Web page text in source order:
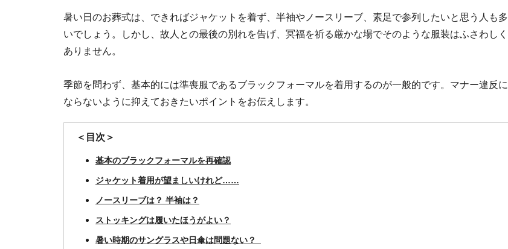
暑い日のお葬式は、できればジャケットを着ず、半袖やノースリーブ、素足で参列したいと思う人も多
いでしょう。しかし、故人との最後の別れを告げ、冥福を祈る厳かな場でそのような服装はふさわしく
ありません。
季節を問わず、基本的には準喪服であるブラックフォーマルを着用するのが一般的です。マナー違反に
ならないように抑えておきたいポイントをお伝えします。
＜目次＞
基本のブラックフォーマルを再確認
ジャケット着用が望ましいけれど……
ノースリーブは？ 半袖は？
ストッキングは履いたほうがよい？
暑い時期のサングラスや日傘は問題ない？